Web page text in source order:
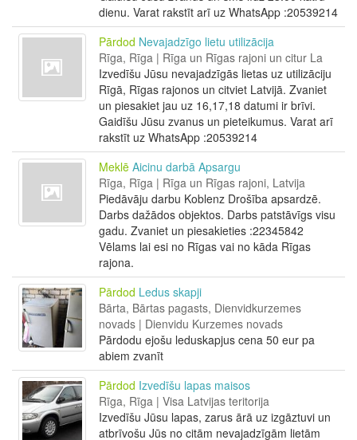
dienu. Varat rakstīt arī uz WhatsApp :20539214
Pārdod Nevajadzīgo lietu utilizācija
Rīga, Rīga | Rīga un Rīgas rajoni un citur La
Izvedīšu Jūsu nevajadzīgās lietas uz utilizāciju
Rīgā, Rīgas rajonos un citviet Latvijā. Zvaniet
un piesakiet jau uz 16,17,18 datumi ir brīvi.
Gaidīšu Jūsu zvanus un pieteikumus. Varat arī
rakstīt uz WhatsApp :20539214
Meklē Aicinu darbā Apsargu
Rīga, Rīga | Rīga un Rīgas rajoni, Latvija
Piedāvāju darbu Koblenz Drošība apsardzē.
Darbs dažādos objektos. Darbs patstāvīgs visu
gadu. Zvaniet un piesakieties :22345842
Vēlams lai esi no Rīgas vai no kāda Rīgas
rajona.
Pārdod Ledus skapji
Bārta, Bārtas pagasts, Dienvidkurzemes
novads | Dienvidu Kurzemes novads
Pārdodu ejošu leduskapjus cena 50 eur pa
abiem zvanīt
Pārdod Izvedīšu lapas maisos
Rīga, Rīga | Visa Latvijas teritorija
Izvedīšu Jūsu lapas, zarus ārā uz izgāztuvi un
atbrīvošu Jūs no citām nevajadzīgām lietām